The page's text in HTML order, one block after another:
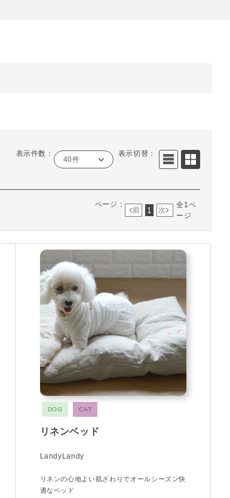
表示件数：
40件
表示切替：
ページ：
前 1 次
全1ペ
ージ
DOG CAT
リネンベッド
LandyLandy
リネンの心地よい肌ざわりでオールシーズン快
適なベッド